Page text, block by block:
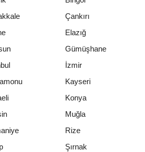
Çankırı
Elazığ
Gümüşhane
İzmir
Kayseri
Konya
Muğla
Rize
Şırnak